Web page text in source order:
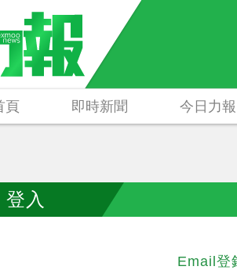
頁 即時新聞 今日力報
登入
Email登